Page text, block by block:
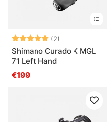
Arvio: (2)
5.0 5:sta
Shimano Curado K MGL
71 Left Hand
€199